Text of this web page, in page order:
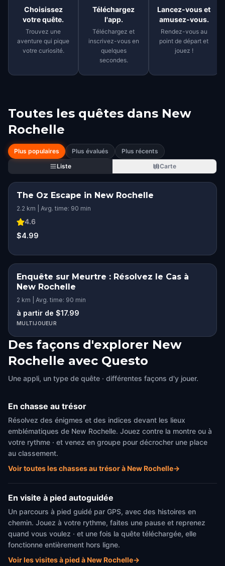
Choisissez
votre quête.
Trouvez une
aventure qui pique
votre curiosité.
Téléchargez
l'app.
Téléchargez et
inscrivez-vous en
quelques
secondes.
Lancez-vous et
amusez-vous.
Rendez-vous au
point de départ et
jouez !
Toutes les quêtes dans New
Rochelle
Plus populaires Plus évalués
Plus récents
Liste
Carte
The Oz Escape in New Rochelle
2.2 km | Avg. time: 90 min
4.6
$4.99
Enquête sur Meurtre : Résolvez le Cas à
New Rochelle
2 km | Avg. time: 90 min
à partir de $17.99
MULTIJOUEUR
Des façons d'explorer New
Rochelle avec Questo
Une appli, un type de quête · différentes façons d'y jouer.
En chasse au trésor
Résolvez des énigmes et des indices devant les lieux
emblématiques de New Rochelle. Jouez contre la montre ou à
votre rythme · et venez en groupe pour décrocher une place
au classement.
Voir toutes les chasses au trésor à New Rochelle→
En visite à pied autoguidée
Un parcours à pied guidé par GPS, avec des histoires en
chemin. Jouez à votre rythme, faites une pause et reprenez
quand vous voulez · et une fois la quête téléchargée, elle
fonctionne entièrement hors ligne.
Voir les visites à pied à New Rochelle→